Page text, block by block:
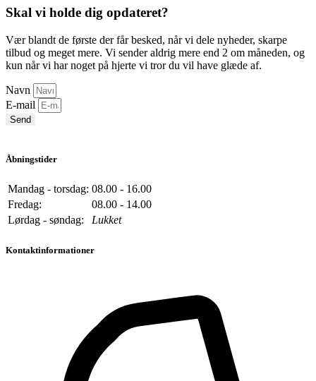
Skal vi holde dig opdateret?
Vær blandt de første der får besked, når vi dele nyheder, skarpe
tilbud og meget mere. Vi sender aldrig mere end 2 om måneden, og
kun når vi har noget på hjerte vi tror du vil have glæde af.
Navn
E-mail
Send
Åbningstider
Mandag - torsdag: 08.00 - 16.00
Fredag:
08.00 - 14.00
Lørdag - søndag:
Lukket
Kontaktinformationer